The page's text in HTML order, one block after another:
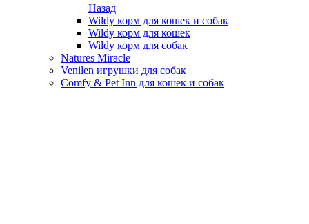
Назад
Wildy корм для кошек и собак
Wildy корм для кошек
Wildy корм для собак
Natures Miracle
Venilen игрушки для собак
Comfy & Pet Inn для кошек и собак